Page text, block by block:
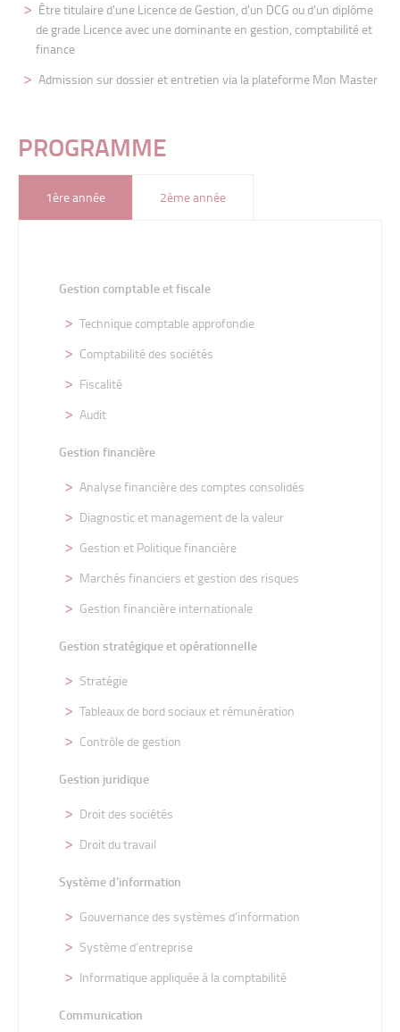
Êtretitulaire d'une Licence de Gestion, d'un DCG ou d'un diplôme
de grade Licence avec une dominante en gestion, comptabilité et
finance
Admission sur dossier et entretien via la plateforme Mon Master
PROGRAMME
1ère année 2ème année
Gestion comptable et fiscale
Technique comptable approfondie
Comptabilité des sociétés
Fiscalité
Audit
Gestion financière
Analyse financière des comptes consolidés
Diagnostic et management de la valeur
Gestion et Politique financière
Marchés financiers et gestion des risques
Gestion financière internationale
Gestion stratégique et opérationnelle
Stratégie
Tableaux de bord sociaux et rémunération
Contrôle de gestion
Gestion juridique
Droit des sociétés
Droit du travail
Système d’information
Gouvernance des systèmes d’information
Système d’entreprise
Informatique appliquée à la comptabilité
Communication